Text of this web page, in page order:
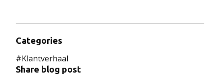
Categories
#Klantverhaal
Share blog post